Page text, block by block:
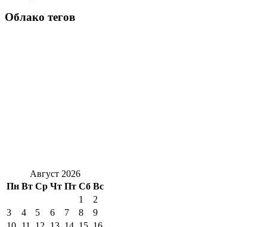
Облако тегов
Август 2026
Пн Вт Ср Чт Пт Сб Вс
1
2
3
4 5 6 7 8
9